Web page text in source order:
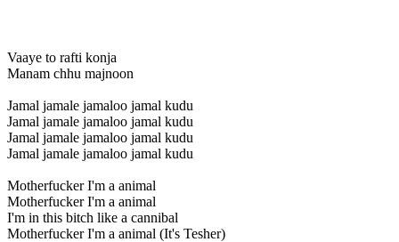
Vaaye to rafti konja
Manam chhu majnoon
Jamal jamale jamaloo jamal kudu
Jamal jamale jamaloo jamal kudu
Jamal jamale jamaloo jamal kudu
Jamal jamale jamaloo jamal kudu
Motherfucker I'm a animal
Motherfucker I'm a animal
I'm in this bitch like a cannibal
Motherfucker I'm a animal (It's Tesher)